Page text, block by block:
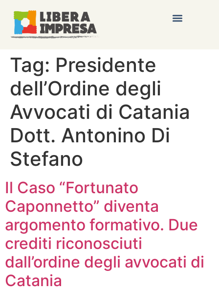
Tag: Presidente
dell’Ordine degli
Avvocati di Catania
Dott. Antonino Di
Stefano
Il Caso “Fortunato
Caponnetto” diventa
argomento formativo. Due
crediti riconosciuti
dall’ordine degli avvocati di
Catania